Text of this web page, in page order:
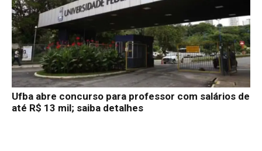
Ufba abre concurso para professor com salários de
até R$ 13 mil; saiba detalhes